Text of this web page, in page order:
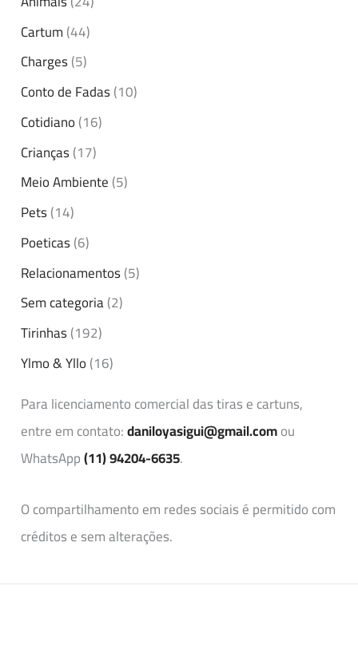
Cartum(44)
Charges(5)
Conto de Fadas(10)
Cotidiano(16)
Crianças(17)
Meio Ambiente(5)
Pets(14)
Poeticas(6)
Relacionamentos(5)
Sem categoria(2)
Tirinhas(192)
Ylmo & Yllo(16)
Para licenciamento comercial das tiras e cartuns,
entre em contato:daniloyasigui@gmail.comou
WhatsApp(11) 94204-6635.
O compartilhamento em redes sociais é permitido com
créditos e sem alterações.